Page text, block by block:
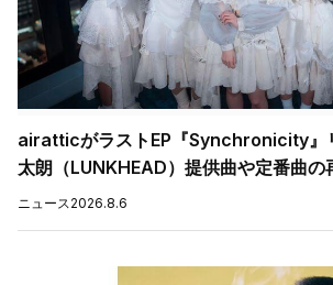
airatticがラストEP『Synchronicity
太朗（LUNKHEAD）提供曲や定番曲の
ニュース2026.8.6